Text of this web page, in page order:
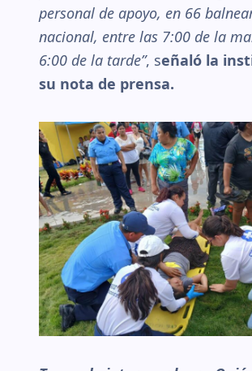
personal de apoyo, en 66
nacional, entre las 7:00 de la
6:00 de la tarde”, señaló la
su nota de prensa.